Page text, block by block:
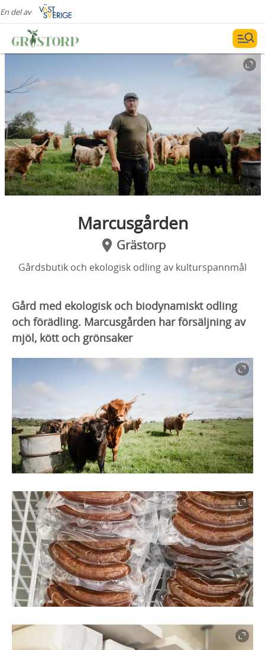
En del av
Marcusgården
Grästorp
Gårdsbutik och ekologisk odling av kulturspannmål
Gård med ekologisk och biodynamiskt odling
och förädling. Marcusgården har försäljning av
mjöl, kött och grönsaker